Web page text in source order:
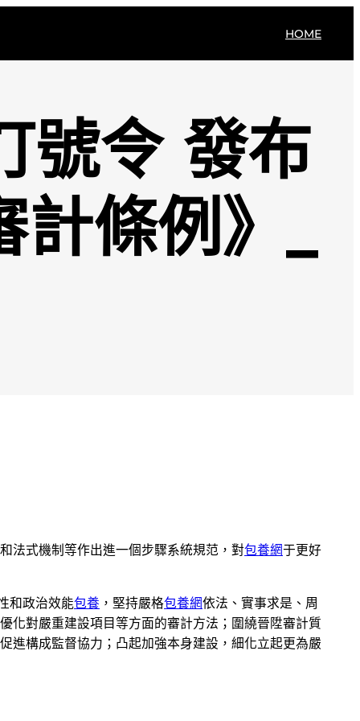
HOME
號令 發布
條例》_
法式機制等作出進一個步驟系統規范，對包養網于更好
和政治效能包養 ，堅持嚴格包養網依法、實事求是、周
化對嚴重建設項目等方面的審計方法；圍繞晉陞審計質
進構成監督協力；凸起加強本身建設，細化立起更為嚴